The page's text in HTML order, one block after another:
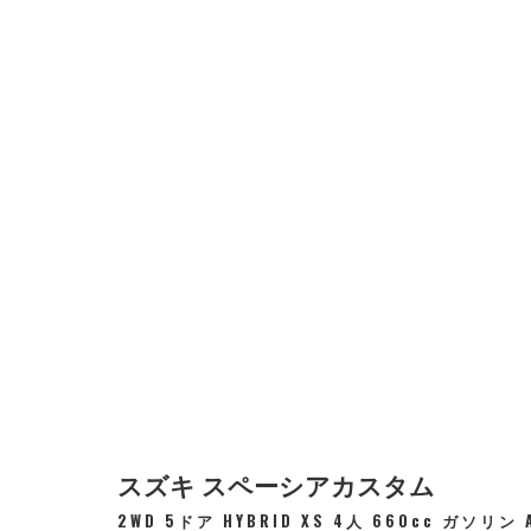
スズキ スペーシアカスタム
2WD 5ドア HYBRID XS 4人 660cc ガソリン